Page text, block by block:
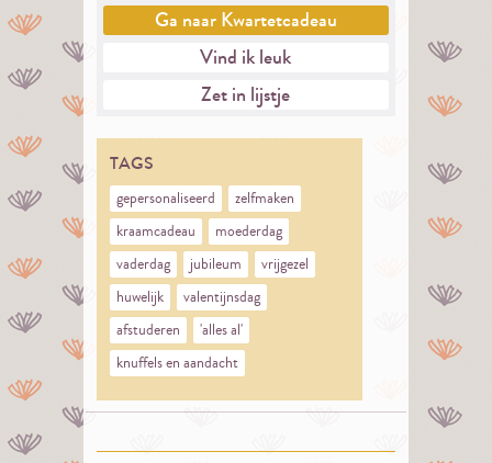
Ga naarKwartetcadeau
Vind ik leuk
Zet in lijstje
TAGS
gepersonaliseerd
zelfmaken
kraamcadeau
moederdag
vaderdag
jubileum
vrijgezel
huwelijk
valentijnsdag
afstuderen
'alles al'
knuffels en aandacht